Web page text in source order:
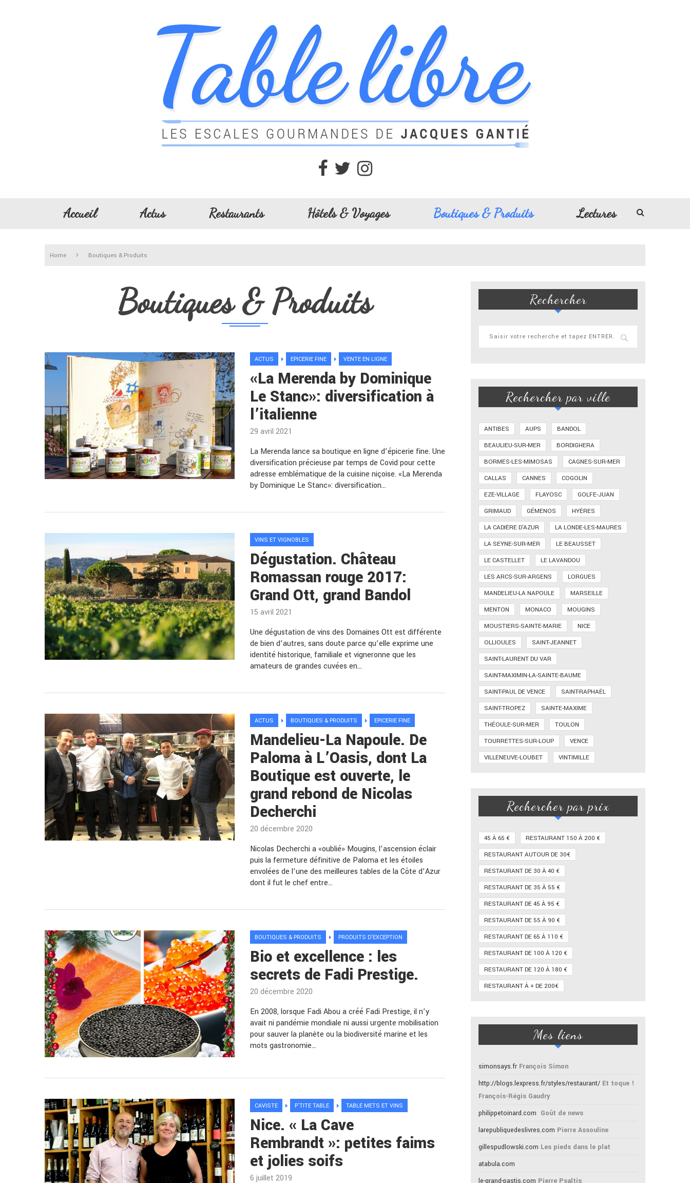
Accueil Actus Restaurants Hôtels & Voyages Boutiques & Produits Lectures
Home Boutiques & Produits
Boutiques & Produits
ACTUS EPICERIE FINE VENTE EN LIGNE
«La Merenda by Dominique
Le Stanc»: diversification à
l’italienne
29 avril 2021
La Merenda lance sa boutique en ligne d’épicerie fine. Une
diversification précieuse par temps de Covid pour cette
adresse emblématique de la cuisine niçoise. «La Merenda
by Dominique Le Stanc»: diversification…
VINS ET VIGNOBLES
Dégustation. Château
Romassan rouge 2017:
Grand Ott, grand Bandol
15 avril 2021
Une dégustation de vins des Domaines Ott est différente
de bien d’autres, sans doute parce qu’elle exprime une
identité historique, familiale et vigneronne que les
amateurs de grandes cuvées en…
ACTUS BOUTIQUES & PRODUITS EPICERIE FINE
Mandelieu-La Napoule. De
Paloma à L’Oasis, dont La
Boutique est ouverte, le
grand rebond de Nicolas
Decherchi
20 décembre 2020
Nicolas Decherchi a «oublié» Mougins, l’ascension éclair
puis la fermeture définitive de Paloma et les étoiles
envolées de l’une des meilleures tables de la Côte d’Azur
dont il fut le chef entre…
BOUTIQUES & PRODUITS PRODUITS D'EXCEPTION
Bio et excellence : les
secrets de Fadi Prestige.
20 décembre 2020
En 2008, lorsque Fadi Abou a créé Fadi Prestige, il n’y
avait ni pandémie mondiale ni aussi urgente mobilisation
pour sauver la planète ou la biodiversité marine et les
mots gastronomie…
CAVISTE P'TITE TABLE TABLE METS ET VINS
Nice. « La Cave
Rembrandt »: petites faims
et jolies soifs
6 juillet 2019
Rechercher
Rechercher par ville
ANTIBES AUPS
BANDOL
BEAULIEU-SUR-MER
BORDIGHERA
BORMES-LES-MIMOSAS
CAGNES-SUR-MER
CALLAS
CANNES
COGOLIN
EZE-VILLAGE
FLAYOSC
GOLFE-JUAN
GRIMAUD
GÉMENOS
HYÈRES
LA CADIÈRE D'AZUR
LA LONDE-LES-MAURES
LA SEYNE-SUR-MER
LE BEAUSSET
LE CASTELLET
LE LAVANDOU
LES ARCS-SUR-ARGENS
LORGUES
MANDELIEU-LA NAPOULE
MARSEILLE
MENTON
MONACO
MOUGINS
MOUSTIERS-SAINTE-MARIE
NICE
OLLIOULES
SAINT-JEANNET
SAINT-LAURENT DU VAR
SAINT-MAXIMIN-LA-SAINTE-BAUME
SAINT-PAUL DE VENCE
SAINT-RAPHAËL
SAINT-TROPEZ
SAINTE-MAXIME
THÉOULE-SUR-MER
TOULON
TOURRETTES-SUR-LOUP
VENCE
VILLENEUVE-LOUBET
VINTIMILLE
Rechercher par prix
45 À 65 €
RESTAURANT 150 À 200 €
RESTAURANT AUTOUR DE 30€
RESTAURANT DE 30 À 40 €
RESTAURANT DE 35 À 55 €
RESTAURANT DE 45 À 95 €
RESTAURANT DE 55 À 90 €
RESTAURANT DE 65 À 110 €
RESTAURANT DE 100 À 120 €
RESTAURANT DE 120 À 180 €
RESTAURANT À + DE 200€
Mes liens
simonsays.fr François Simon
http://blogs.lexpress.fr/styles/restaurant/ Et toque !
François-Régis Gaudry
philippetoinard.com Goût de news
larepubliquedeslivres.com Pierre Assouline
gillespudlowski.com Les pieds dans le plat
atabula.com
le-grand-pastis.com Pierre Psaltis